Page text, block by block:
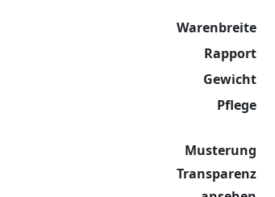
Warenbreite
Rapport
Gewicht
Pflege
Musterung
Transparenz